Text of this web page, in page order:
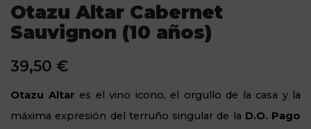
Otazu Altar Cabernet
Sauvignon (10 años)
39,50 €
Otazu Altar es el vino icono, el orgullo de la casa y la
máxima expresión del terruño singular de la D.O. Pago